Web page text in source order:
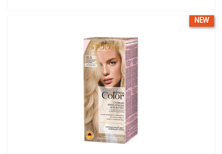
NEW